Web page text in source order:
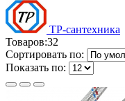
ТР-сантехника
Товаров:32
Сортировать по:
Показать по: